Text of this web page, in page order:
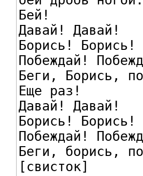
Бей!
Давай! Давай!
Борись! Борись!
Побеждай!
Беги, Борись,
Еще раз!
Давай! Давай!
Борись! Борись!
Побеждай!
Беги, борись,
[свисток]